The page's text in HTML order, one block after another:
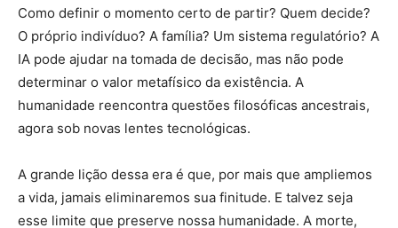
Como definir o momento certo de partir? Quem decide?
O próprio indivíduo? A família? Um sistema regulatório? A
IA pode ajudar na tomada de decisão, mas não pode
determinar o valor metafísico da existência. A
humanidade reencontra questões filosóficas ancestrais,
agora sob novas lentes tecnológicas.
A grande lição dessa era é que, por mais que ampliemos
a vida, jamais eliminaremos sua finitude. E talvez seja
esse limite que preserve nossa humanidade. A morte,